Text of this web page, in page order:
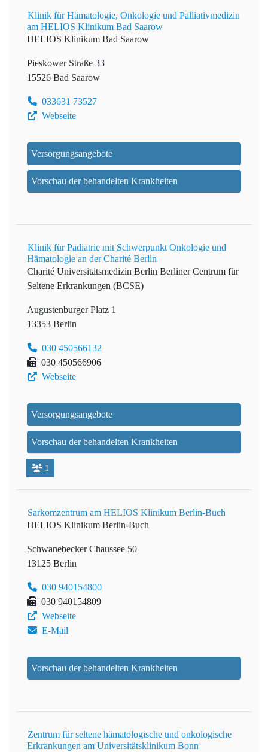
Klinik für Hämatologie, Onkologie und Palliativmedizin
am HELIOS Klinikum Bad Saarow
HELIOS Klinikum Bad Saarow
Pieskower Straße 33
15526 Bad Saarow
033631 73527
Webseite
Versorgungsangebote
Vorschau der behandelten Krankheiten
Klinik für Pädiatrie mit Schwerpunkt Onkologie und
Hämatologie an der Charité Berlin
Charité Universitätsmedizin Berlin Berliner Centrum für
Seltene Erkrankungen (BCSE)
Augustenburger Platz 1
13353 Berlin
030 450566132
030 450566906
Webseite
Versorgungsangebote
Vorschau der behandelten Krankheiten
1
Sarkomzentrum am HELIOS Klinikum Berlin-Buch
HELIOS Klinikum Berlin-Buch
Schwanebecker Chaussee 50
13125 Berlin
030 940154800
030 940154809
Webseite
E-Mail
Vorschau der behandelten Krankheiten
Zentrum für seltene hämatologische und onkologische
Erkrankungen am Universitätsklinikum Bonn